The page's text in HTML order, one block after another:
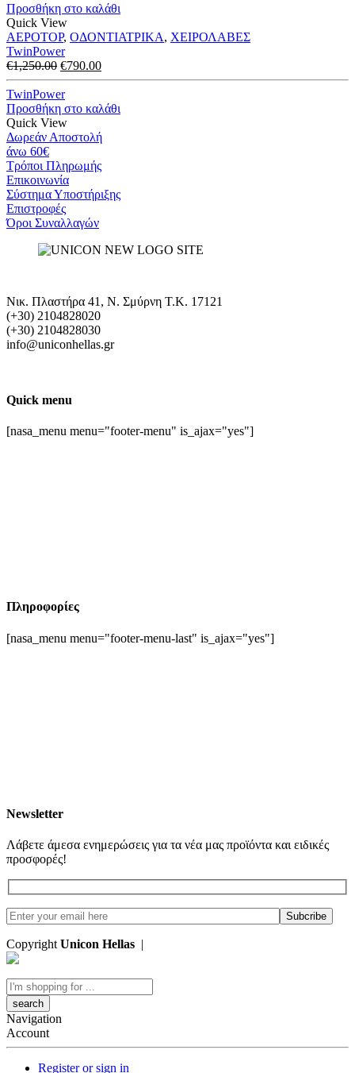
€790.00.
Προσθήκη στο καλάθι
Quick View
ΑΕΡΟΤΟΡ, ΟΔΟΝΤΙΑΤΡΙΚΑ, ΧΕΙΡΟΛΑΒΕΣ
TwinPower
€1,250.00 Original
price
was:
€1,250.00.
€790.00Η
τρέχουσα
είναι:
TwinPower
Προσθήκη στο καλάθι
Quick View
Δωρεάν Αποστολή
άνω 60€
Τρόποι Πληρωμής
Eπικοινωνία
Σύστημα Υποστήριξης
Επιστροφές
Όροι Συναλλαγών
Νικ. Πλαστήρα 41, Ν. Σμύρνη T.K. 17121
(+30) 2104828020
(+30) 2104828030
info@uniconhellas.gr
Quick menu
[nasa_menu menu="footer-menu" is_ajax="yes"]
Πληροφορίες
[nasa_menu menu="footer-menu-last" is_ajax="yes"]
Newsletter
Λάβετε άμεσα ενημερώσεις για τα νέα μας προϊόντα και ειδικές
προσφορές!
Copyright Unicon Hellas |
Search
here
Navigation
Account
Register or sign in